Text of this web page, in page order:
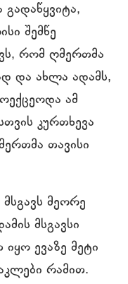
შემწე
რომ ღმერთმა
და ახლა ადამს,
ამ
კურთხევა
თავისი
მსგავს მეორე
მსგავსი
ევაზე მეტი
რამით.